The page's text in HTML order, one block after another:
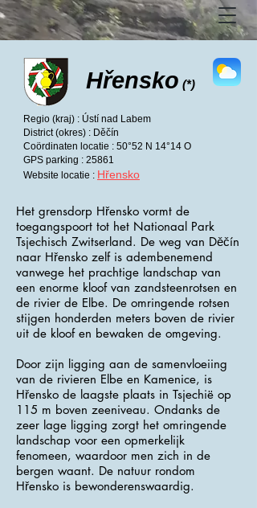
Hřensko (*)
Regio (kraj) : Ústí nad Labem
District (okres) : Děčín
Coördinaten locatie : 50°52 N 14°14 O
GPS parking : 25861
Website locatie : Hřensko
Het grensdorp Hřensko vormt de
toegangspoort tot het Nationaal Park
Tsjechisch Zwitserland. De weg van Děčín
naar Hřensko zelf is adembenemend
vanwege het prachtige landschap van
een enorme kloof van zandsteenrotsen en
de rivier de Elbe. De omringende rotsen
stijgen honderden meters boven de rivier
uit de kloof en bewaken de omgeving.
Door zijn ligging aan de samenvloeiing
van de rivieren Elbe en Kamenice, is
Hřensko de laagste plaats in Tsjechië op
115 m boven zeeniveau. Ondanks de
zeer lage ligging zorgt het omringende
landschap voor een opmerkelijk
fenomeen, waardoor men zich in de
bergen waant. De natuur rondom
Hřensko is bewonderenswaardig.